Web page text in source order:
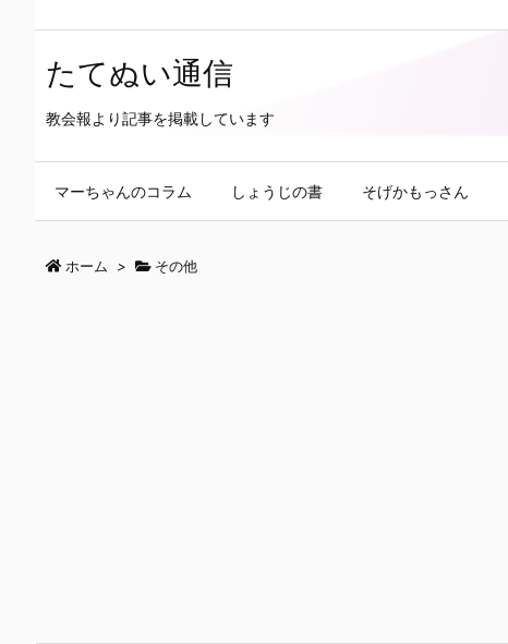
たてぬい通信
教会報より記事を掲載しています
マーちゃんのコラム しょうじの書 そげかもっさん
ホーム > その他